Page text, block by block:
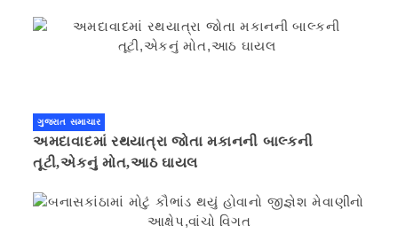
ગુજરાત સમાચાર
અમદાવાદમાં રથયાત્રા જોતા મકાનની બાલ્કની
તૂટી,એકનું મોત,આઠ ઘાયલ